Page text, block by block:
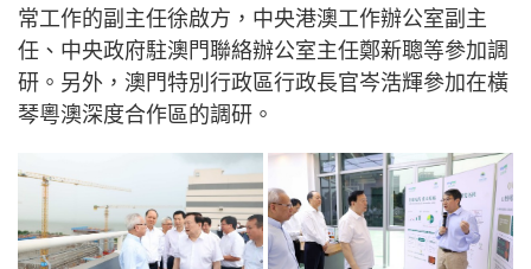
常工作的副主任徐啟方，中央港澳工作辦公室副主
任、中央政府駐澳門聯絡辦公室主任鄭新聰等參加調
研。另外，澳門特別行政區行政長官岑浩輝參加在橫
琴粵澳深度合作區的調研。